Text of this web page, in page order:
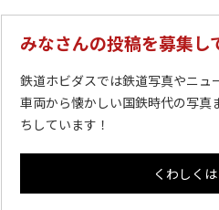
みなさんの投稿を募集し
鉄道ホビダスでは鉄道写真やニュ
車両から懐かしい国鉄時代の写真
ちしています！
くわしく